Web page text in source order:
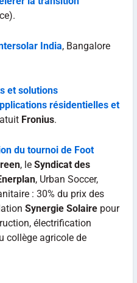
India, Bangalore
et solutions
résidentielles et
Fronius.
du tournoi de Foot
, le Syndicat des
, Urban Soccer,
: 30% du prix des
Synergie Solairepour
électrification
collège agricole de